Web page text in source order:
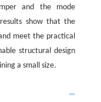
and the mode
show that the
meet the practical
structural design
a small size.